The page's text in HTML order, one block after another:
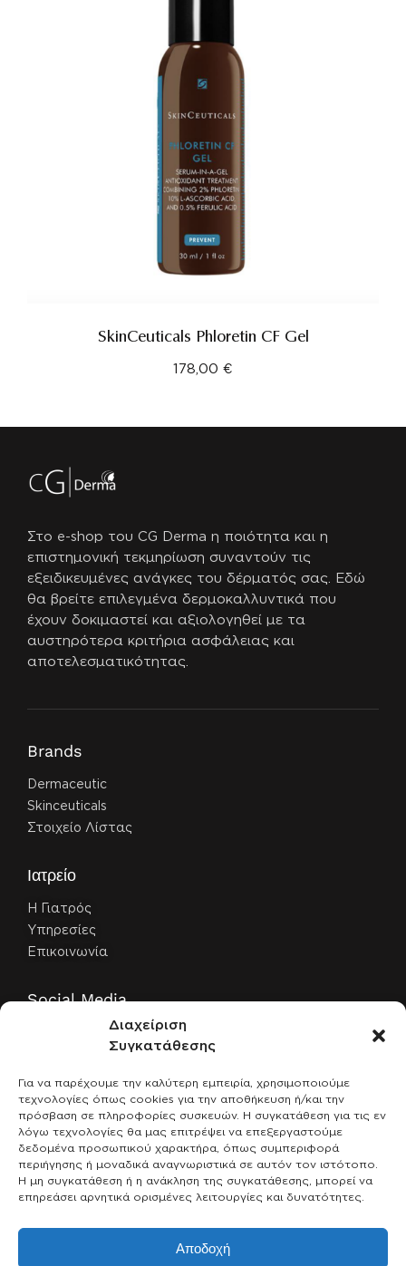
Διαχείριση
Συγκατάθεσης
Για να παρέχουμε την καλύτερη εμπειρία, χρησιμοποιούμε
τεχνολογίες όπως cookies για την αποθήκευση ή/και την
πρόσβαση σε πληροφορίες συσκευών. Η συγκατάθεση για τις εν
λόγω τεχνολογίες θα μας επιτρέψει να επεξεργαστούμε
δεδομένα προσωπικού χαρακτήρα, όπως συμπεριφορά
περιήγησης ή μοναδικά αναγνωριστικά σε αυτόν τον ιστότοπο.
Η μη συγκατάθεση ή η ανάκληση της συγκατάθεσης, μπορεί να
επηρεάσει αρνητικά ορισμένες λειτουργίες και δυνατότητες.
Αποδοχή
SkinCeuticals Phloretin CF Gel
178,00 €
Στο e-shop του CG Derma η ποιότητα και η
επιστημονική τεκμηρίωση συναντούν τις
εξειδικευμένες ανάγκες του δέρματός σας. Εδώ
θα βρείτε επιλεγμένα δερμοκαλλυντικά που
έχουν δοκιμαστεί και αξιολογηθεί με τα
αυστηρότερα κριτήρια ασφάλειας και
αποτελεσματικότητας.
Brands
Dermaceutic
Skinceuticals
Στοιχείο Λίστας
Ιατρείο
Η Γιατρός
Υπηρεσίες
Επικοινωνία
Social Media
Παραγγελίες
Αναζήτηση παραγγελίας
Λογαριασμός
Ασφαλείς πληρωμές